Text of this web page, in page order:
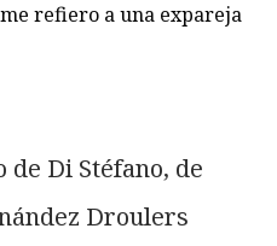
refiero a una expareja
de Di Stéfano, de
Droulers